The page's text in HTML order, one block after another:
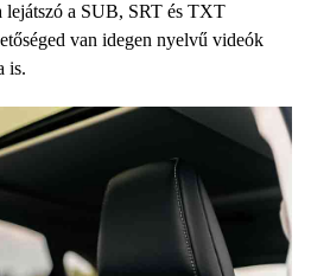
lejátszó a SUB, SRT és TXT
van idegen nyelvű videók
is.